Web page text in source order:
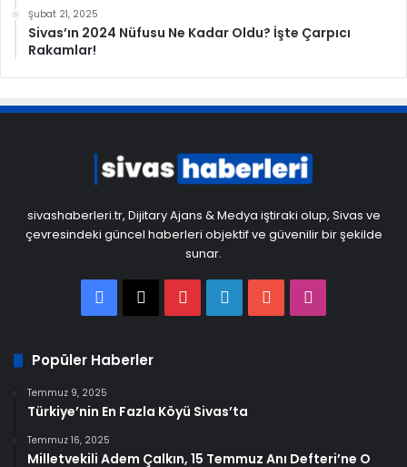
Şubat 21, 2025
Sivas’ın 2024 Nüfusu Ne Kadar Oldu? İşte Çarpıcı
Rakamlar!
sivashaberleri.tr, Dijitary Ajans & Medya iştiraki olup, Sivas ve
çevresindeki güncel haberleri objektif ve güvenilir bir şekilde
sunar.
Facebook
X PinterestLinkedInYouTube
Popüler Haberler
Temmuz 9, 2025
Türkiye’nin En Fazla Köyü Sivas’ta
Temmuz 16, 2025
Milletvekili Adem Çalkın, 15 Temmuz Anı Defteri’ne O